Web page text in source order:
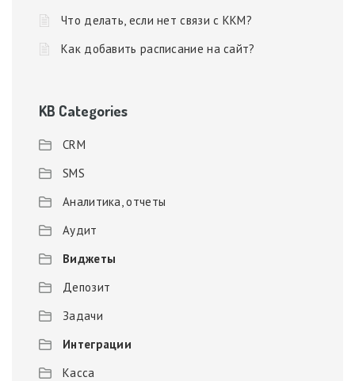
Что делать, если нет связи с ККМ?
Как добавить расписание на сайт?
KB Categories
CRM
SMS
Аналитика, отчеты
Аудит
Виджеты
Депозит
Задачи
Интеграции
Касса